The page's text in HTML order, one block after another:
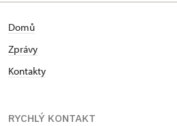
Domů
Zprávy
Kontakty
RYCHLÝ KONTAKT